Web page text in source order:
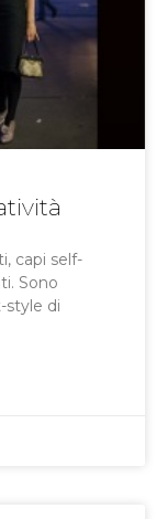
capi self-
Sono
style di